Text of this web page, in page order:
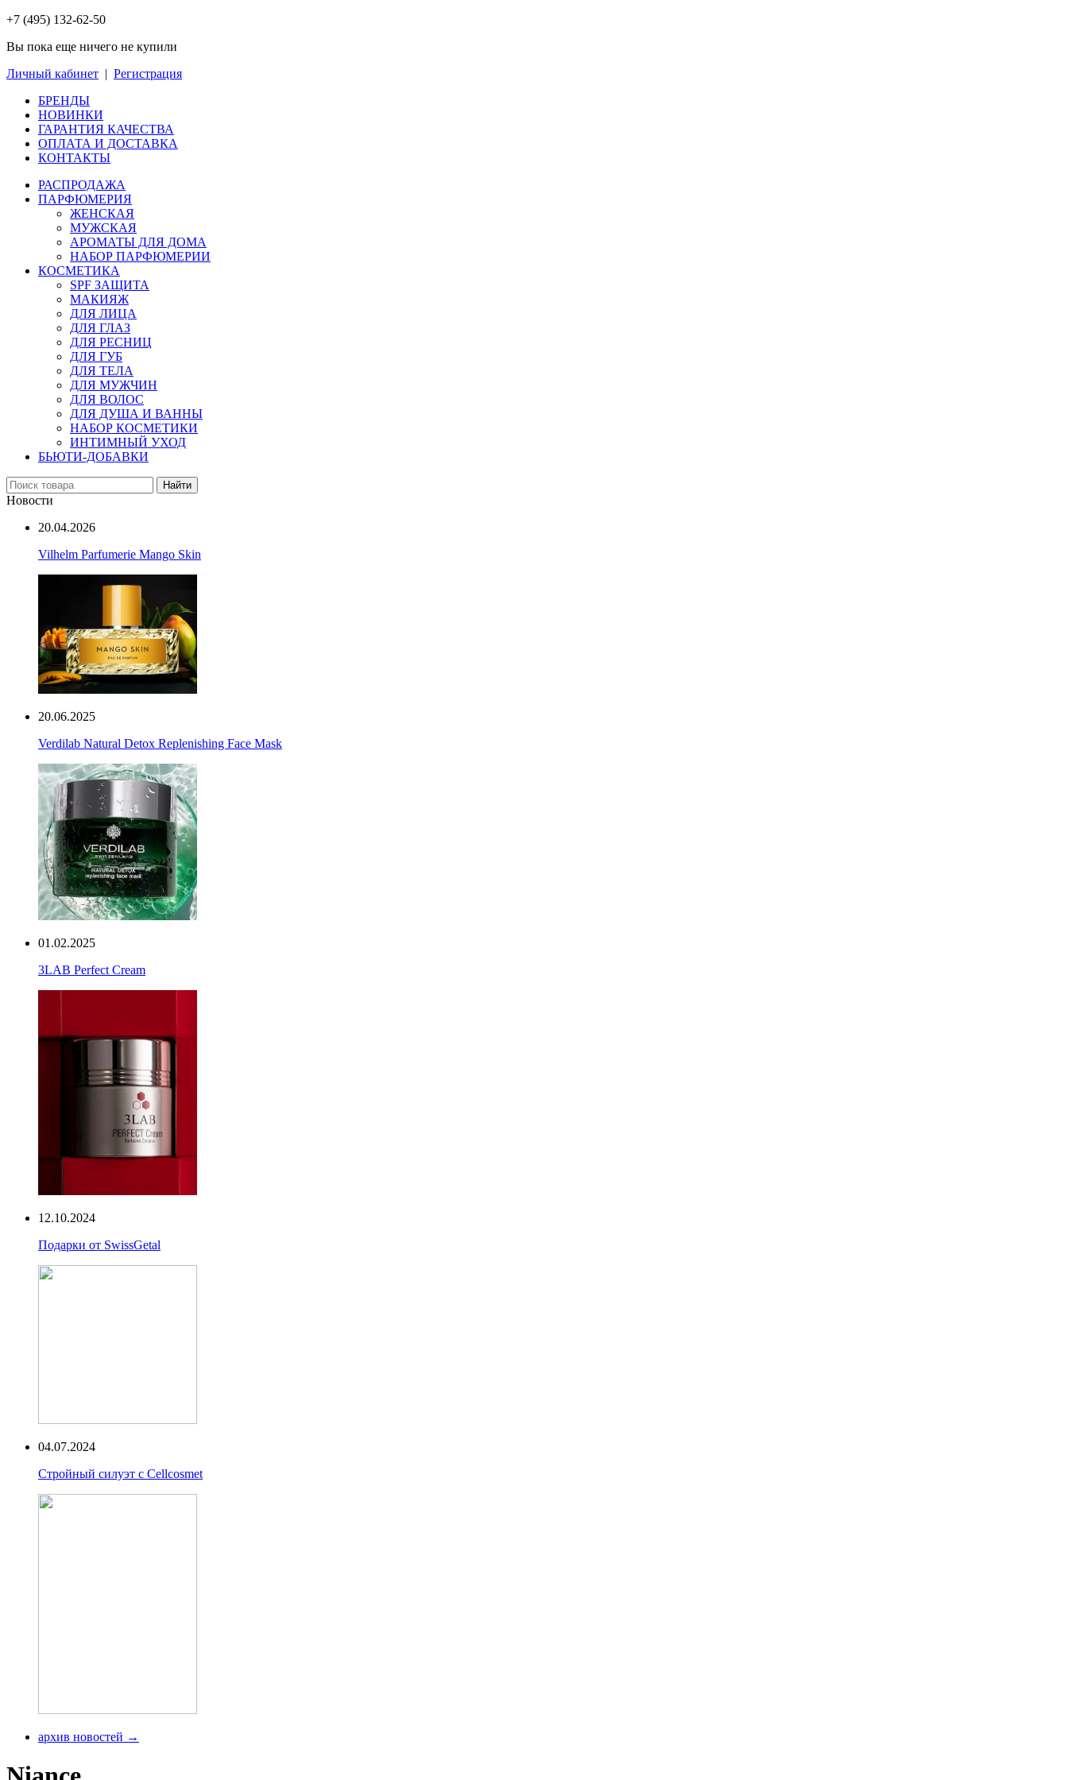
+7 (495) 132-62-50
Вы пока еще ничего не купили
Личный кабинет | Регистрация
БРЕНДЫ
НОВИНКИ
ГАРАНТИЯ КАЧЕСТВА
ОПЛАТА И ДОСТАВКА
КОНТАКТЫ
РАСПРОДАЖА
ПАРФЮМЕРИЯ
ЖЕНСКАЯ
МУЖСКАЯ
АРОМАТЫ ДЛЯ ДОМА
НАБОР ПАРФЮМЕРИИ
КОСМЕТИКА
SPF ЗАЩИТА
МАКИЯЖ
ДЛЯ ЛИЦА
ДЛЯ ГЛАЗ
ДЛЯ РЕСНИЦ
ДЛЯ ГУБ
ДЛЯ ТЕЛА
ДЛЯ МУЖЧИН
ДЛЯ ВОЛОС
ДЛЯ ДУША И ВАННЫ
НАБОР КОСМЕТИКИ
ИНТИМНЫЙ УХОД
БЬЮТИ-ДОБАВКИ
Найти
Новости
20.04.2026
Vilhelm Parfumerie Mango Skin
20.06.2025
Verdilab Natural Detox Replenishing Face Mask
01.02.2025
3LAB Perfect Cream
12.10.2024
Подарки от SwissGetal
04.07.2024
Стройный силуэт с Cellcosmet
архив новостей →